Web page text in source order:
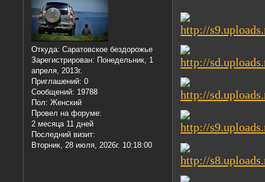
Откуда: Саратовское бездорожье
Зарегистрирован: Понедельник, 1
апреля, 2013г.
Приглашений: 0
Сообщений: 19788
Пол: Женский
Провел на форуме:
2 месяца 11 дней
Последний визит:
Вторник, 28 июля, 2026г. 10:18:00